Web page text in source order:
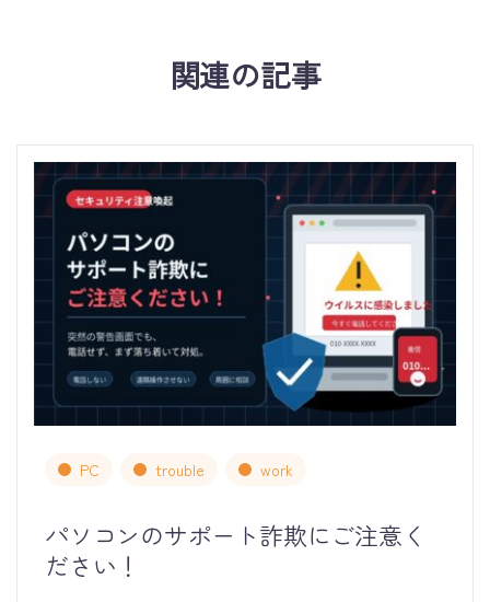
関連の記事
PC trouble work
パソコンのサポート詐欺にご注意く
ださい！